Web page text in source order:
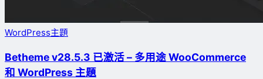
WordPress主題
Betheme v28.5.3 已激活 – 多用途 WooCommerce
和 WordPress 主題